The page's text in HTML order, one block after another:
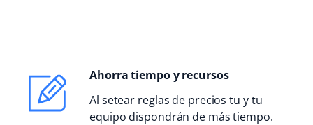
Ahorra tiempo y recursos
Al setear reglas de precios tu y tu
equipo dispondrán de más tiempo.